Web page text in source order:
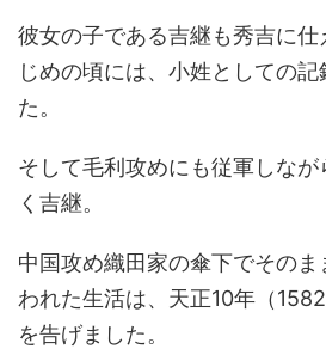
彼女の子である吉継も秀吉に
じめの頃には、小姓としての
た。
そして毛利攻めにも従軍しな
く吉継。
中国攻め織田家の傘下でその
われた生活は、天正10年（
を告げました。